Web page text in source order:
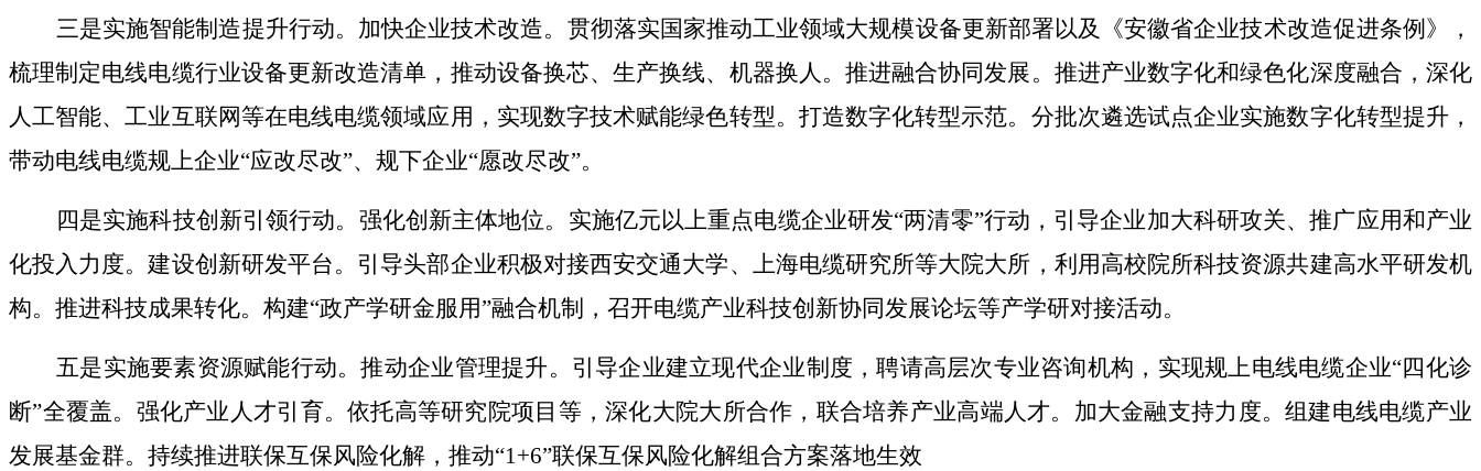
三是实施智能制造提升行动。 加快企业技术改造。贯彻落实国家推动工业领域大规模设备更新部署以及《安徽省企业技术改造促进条例》，
梳理制定电线电缆行业设备更新改造清单，推动设备换芯、生产换线、机器换人。推进融合协同发展。推进产业数字化和绿色化深度融合，深化
人工智能、工业互联网等在电线电缆领域应用，实现数字技术赋能绿色转型。打造数字化转型示范。分批次遴选试点企业实施数字化转型提升，
带动电线电缆规上企业“应改尽改”、规下企业“愿改尽改”。
四是实施科技创新引领行动。 强化创新主体地位。实施亿元以上重点电缆企业研发“两清零”行动，引导企业加大科研攻关、推广应用和产业
化投入力度。建设创新研发平台。 引导头部企业积极对接西安交通大学、上海电缆研究所等大院大所，利用高校院所科技资源共建高水平研发机
构。 推进科技成果转化。 构建“政产学研金服用”融合机制， 召开电缆产业科技创新协同发展论坛等产学研对接活动。
五是实施要素资源赋能行动。推动企业管理提升。引导企业建立现代企业制度，聘请高层次专业咨询机构，实现规上电线电缆企业“四化诊
断”全覆盖。强化产业人才引育。依托高等研究院项目等，深化大院大所合作，联合培养产业高端人才。加大金融支持力度。组建电线电缆产业
发展基金群。持续推进联保互保风险化解，推动“1+6”联保互保风险化解组合方案落地生效